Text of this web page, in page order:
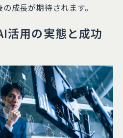
成長が期待されます。
活用の実態と成功